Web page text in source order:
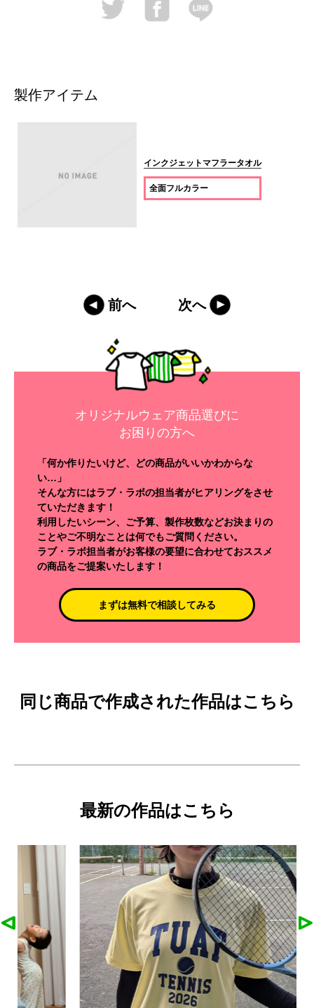
製作アイテム
インクジェットマフラータオル
全面フルカラー
前へ 次へ
オリジナルウェア商品選びに
お困りの方へ
「何か作りたいけど、どの商品がいいかわからな
い…」
そんな方にはラブ・ラボの担当者がヒアリングをさせ
ていただきます！
利用したいシーン、ご予算、製作枚数などお決まりの
ことやご不明なことは何でもご質問ください。
ラブ・ラボ担当者がお客様の要望に合わせておススメ
の商品をご提案いたします！
まずは無料で相談してみる
同じ商品で作成された作品はこちら
最新の作品はこちら